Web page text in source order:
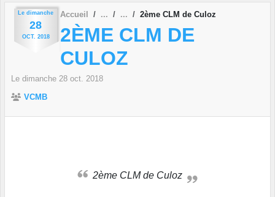
Le dimanche
28
OCT. 2018
Accueil 2ème CLM de Culoz
2ÈME CLM DE
CULOZ
Le dimanche 28 oct. 2018
VCMB
2ème CLM de Culoz